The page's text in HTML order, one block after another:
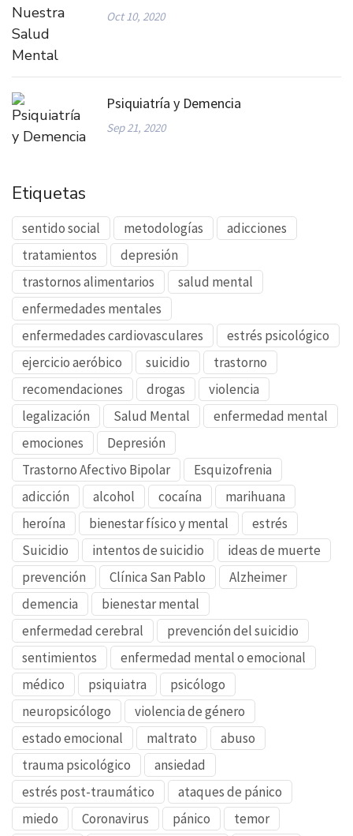
Oct 10, 2020
Psiquiatría y Demencia
Sep 21, 2020
Etiquetas
sentido social metodologías
adicciones
tratamientos
depresión
trastornos alimentarios
salud mental
enfermedades mentales
enfermedades cardiovasculares
estrés psicológico
ejercicio aeróbico
suicidio
trastorno
recomendaciones
drogas
violencia
legalización
Salud Mental
enfermedad mental
emociones
Depresión
Trastorno Afectivo Bipolar
Esquizofrenia
adicción
alcohol cocaína
marihuana
heroína
bienestar físico y mental
estrés
Suicidio
intentos de suicidio
ideas de muerte
prevención
Clínica San Pablo
Alzheimer
demencia
bienestar mental
enfermedad cerebral
prevención del suicidio
sentimientos
enfermedad mental o emocional
médico
psiquiatra
psicólogo
neuropsicólogo
violencia de género
estado emocional
maltrato
abuso
trauma psicológico
ansiedad
estrés post-traumático
ataques de pánico
miedo
Coronavirus pánico
temor